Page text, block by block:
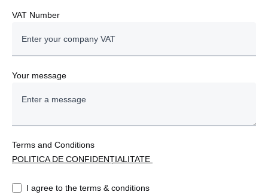
VAT Number
Your message
Terms and Conditions
POLITICA DE CONFIDENȚIALITATE
I agree to the terms & conditions